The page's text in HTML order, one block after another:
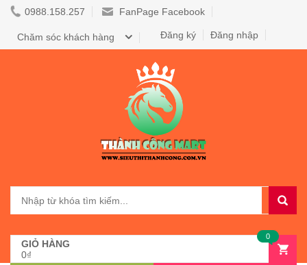
0988.158.257 FanPage Facebook
Đăng nhập
Đăng ký
Chăm sóc khách hàng
GIỎ HÀNG
0₫
0